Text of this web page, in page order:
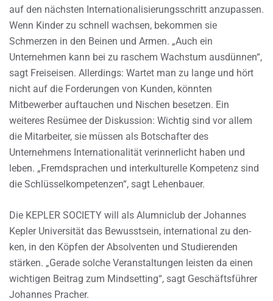
auf den nächsten Internationalisierungsschritt anzupassen.
Wenn Kinder zu schnell wachsen, bekommen sie
Schmerzen in den Beinen und Armen. „Auch ein
Unternehmen kann bei zu raschem Wachstum ausdünnen“,
sagt Freiseisen. Allerdings: Wartet man zu lange und hört
nicht auf die Forderungen von Kunden, könnten
Mitbewerber auftauchen und Nischen besetzen. Ein
weiteres Resümee der Diskussion: Wichtig sind vor allem
die Mitarbeiter, sie müssen als Botschafter des
Unternehmens Internationalität verinnerlicht haben und
leben. „Fremdsprachen und interkulturelle Kompetenz sind
die Schlüsselkompetenzen“, sagt Lehenbauer.
Die KEPLER SOCIETY will als Alumniclub der Johannes
Kepler Universität das Bewusstsein, international zu den-
ken, in den Köpfen der Absolventen und Studierenden
stärken. „Gerade solche Veranstaltungen leisten da einen
wichtigen Beitrag zum Mindsetting“, sagt Geschäftsführer
Johannes Pracher.